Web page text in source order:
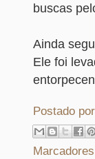
buscas
Ainda
Ele foi
Postado por